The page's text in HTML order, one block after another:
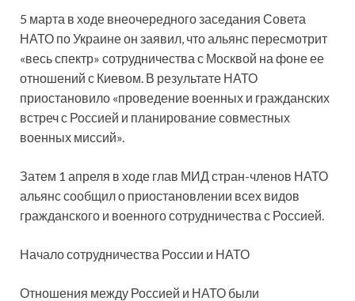
5 марта в ходе внеочередного заседания Совета
НАТО по Украине он заявил, что альянс пересмотрит
«весь спектр» сотрудничества с Москвой на фоне ее
отношений с Киевом. В результате НАТО
приостановило «проведение военных и гражданских
встреч с Россией и планирование совместных
военных миссий».
Затем 1 апреля в ходе глав МИД стран-членов НАТО
альянс сообщил о приостановлении всех видов
гражданского и военного сотрудничества с Россией.
Начало сотрудничества России и НАТО
Отношения между Россией и НАТО были